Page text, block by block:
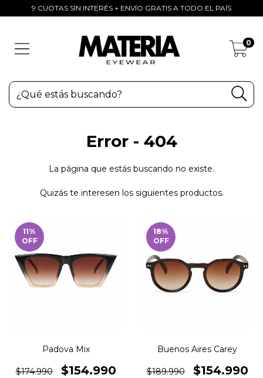
9 CUOTAS SIN INTERÉS + ENVÍO GRATIS A TODO EL PAÍS
0
Error - 404
La página que estás buscando no existe.
Quizás te interesen los siguientes productos.
11%
OFF
Padova Mix
$174.990 $154.990
18%
OFF
Buenos Aires Carey
$189.990 $154.990